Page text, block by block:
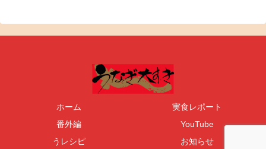
ホーム
実食レポート
番外編
YouTube
うレシピ
お知らせ